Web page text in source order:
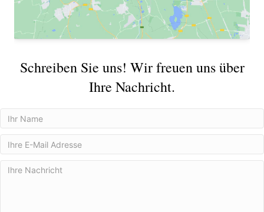
Schreiben Sie uns! Wir freuen uns über
Ihre Nachricht.